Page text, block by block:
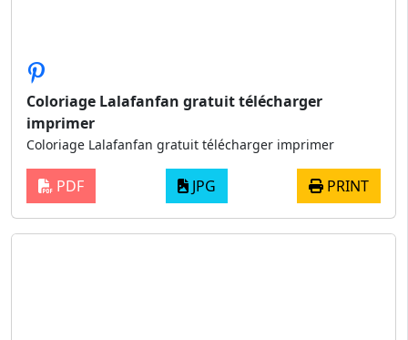
Coloriage Lalafanfan gratuit télécharger
imprimer
Coloriage Lalafanfan gratuit télécharger imprimer
PDF JPG PRINT